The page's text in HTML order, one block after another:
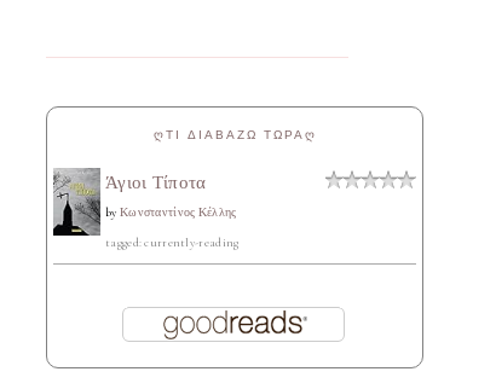
ᲦΤΙ ΔΙΑΒΑΖΩ ΤΩΡΑᲦ
Άγιοι Τίποτα
by Κωνσταντίνος Κέλλης
tagged: currently-reading